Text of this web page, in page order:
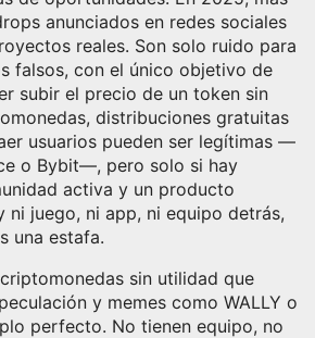
anunciados en redes sociales
reales. Son solo ruido para
falsos, con el único objetivo de
subir el precio de un token sin
, distribuciones gratuitas
usuarios pueden ser legítimas —
o Bybit—, pero solo si hay
activa y un producto
ni juego, ni app, ni equipo detrás,
una estafa.
criptomonedas sin utilidad que
y memes como WALLY o
perfecto. No tienen equipo, no